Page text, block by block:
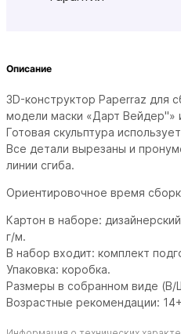
Описание
3D-конструктор Paperraz для
модели маски «Дарт Вейдер"»
Готовая скульптура
Все детали вырезаны и
линии сгиба.
Ориентировочное время
Картон в наборе:
г/м.
В набор входит: комплект
Упаковка: коробка.
Размеры в собранном виде
Возрастные рекомендации: